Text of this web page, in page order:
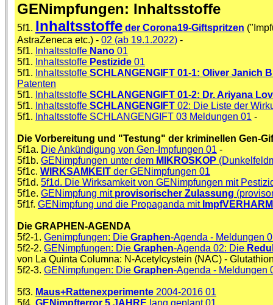
GENimpfungen: Inhaltsstoffe
5f1. Inhaltsstoffe der Corona19-Giftspritzen
AstraZeneca etc.) - 02 (ab 19.1.2022) -
5f1. Inhaltsstoffe Nano 01
5f1. Inhaltsstoffe Pestizide 01
5f1. Inhaltsstoffe SCHLANGENGIFT 01-1: Oliver Janich
Patenten
5f1. Inhaltsstoffe SCHLANGENGIFT 01-2: Dr. Ariyana
5f1. Inhaltsstoffe SCHLANGENGIFT 02: Die Liste der
5f1. Inhaltsstoffe SCHLANGENGIFT 03 Meldungen 01 -
Die Vorbereitung und "Testung" der kriminellen Gen-
5f1a. Die Ankündigung von Gen-Impfungen 01 -
5f1b. GENimpfungen unter dem MIKROSKOP
5f1c. WIRKSAMKEIT der GENimpfungen 01
5f1d. 5f1d. Die Wirksamkeit von GENimpfungen mit
5f1e. GENimpfung mit provisorischer Zulassung
5f1f. GENimpfung und die Propaganda mit
Die GRAPHEN-AGENDA
5f2-1. Genimpfungen: Die Graphen-Agenda - Meldungen
5f2-2. GENimpfungen: Die Graphen-Agenda 02: Die
von La Quinta Columna: N-Acetylcystein (NAC) -
5f2-3. GENimpfungen: Die Graphen-Agenda - Meldungen
5f3. Maus+Rattenexperimente 2004-2016 01
5f4. GENimpfterror 5 JAHRE lang geplant 01